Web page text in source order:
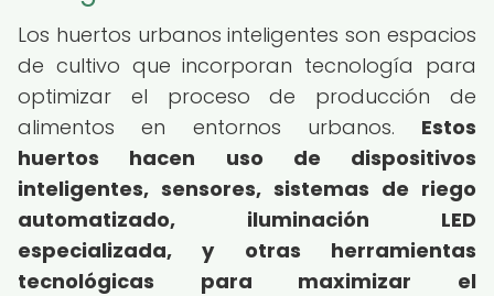
Los huertos urbanos inteligentes son espacios
de cultivo que incorporan tecnología para
optimizar el proceso de producción de
alimentos en entornos urbanos. Estos
huertos hacen uso de dispositivos
inteligentes, sensores, sistemas de riego
automatizado, iluminación LED
especializada, y otras herramientas
tecnológicas para maximizar el